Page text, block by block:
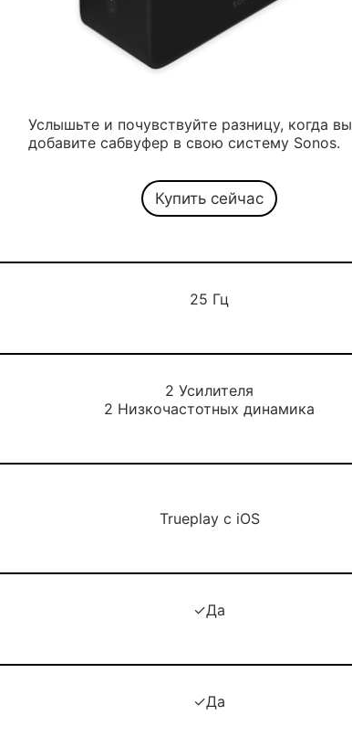
Услышьте и почувствуйте разницу, когда вы
добавите сабвуфер в свою систему Sonos.
Купить сейчас
25 Гц
2 Усилителя
2 Низкочастотных динамика
Trueplay с iOS
✓Да
✓Да